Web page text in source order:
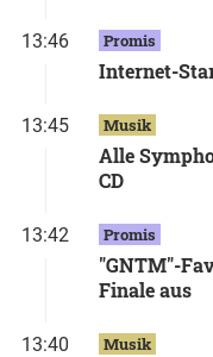
13:46 Promis
Internet-
13:45 Musik
Alle
CD
13:42 Promis
"GNTM"-
Finale aus
13:40 Musik